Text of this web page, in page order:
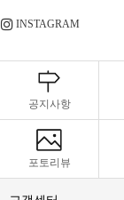
INSTAGRAM
공지사항
포토리뷰